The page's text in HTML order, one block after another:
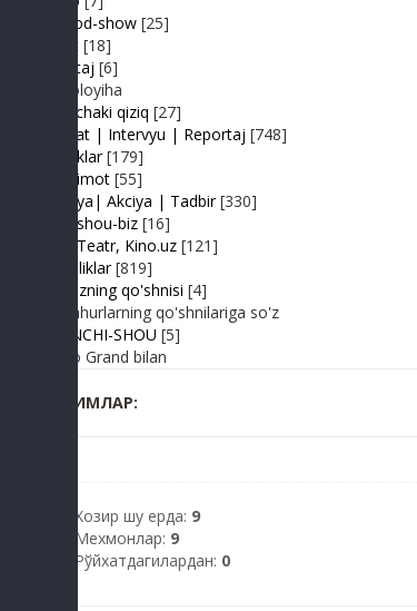
Sayyod-show [25]
Sport [18]
Shantaj [6]
Videoloyiha
Shunchaki qiziq [27]
Suhbat | Intervyu | Reportaj [748]
Tabriklar [179]
Taqdimot [55]
Hayriya| Akciya | Tadbir [330]
Turk shou-biz [16]
TV | Teatr, Kino.uz [121]
Yangiliklar [819]
Yulduzning qo'shnisi [4]
Mashhurlarning qo'shnilariga so'z
BIRINCHI-SHOU [5]
Radio Grand bilan
КИМЛАР:
Хозир шу ерда: 9
Мехмонлар: 9
Рўйхатдагилардан: 0